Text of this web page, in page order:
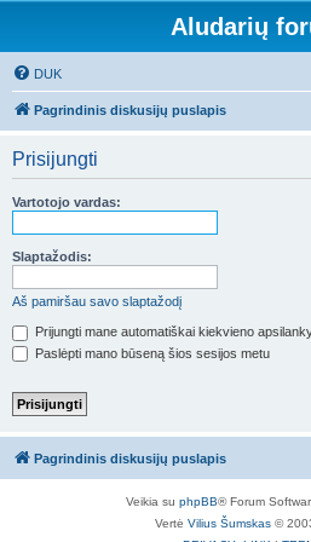
Aludarių
DUK
Pagrindinis diskusijų puslapis
Prisijungti
Vartotojo vardas:
Slaptažodis:
Aš pamiršau savo slaptažodį
Prijungti mane automatiškai kiekvieno
Paslėpti mano būseną šios sesijos metu
Pagrindinis diskusijų puslapis
Veikia su phpBB® Forum
Vertė Vilius Šumskas©